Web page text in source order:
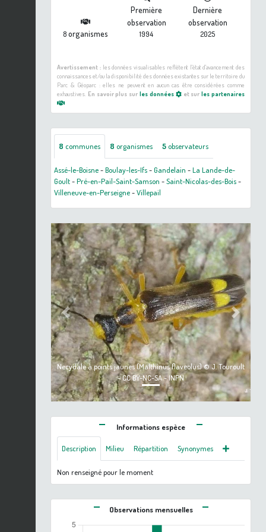
8organismes
Première
observation
1994
Dernière
observation
2025
Avertissement :les données visualisables reflètent l'état d'avancement des
connaissances et/ou la disponibilité des données existantes sur le territoire du
Parc & Géoparc : elles ne peuvent en aucun cas être considérées comme
exhaustives. En savoir plus sur les données et surles partenaires
8 communes 8 organismes 5observateurs
Assé-le-Boisne-Boulay-les-Ifs-Gandelain -La Lande-de-
Goult-Pré-en-Pail-Saint-Samson -Saint-Nicolas-des-Bois-
Villeneuve-en-Perseigne-Villepail
Necydale à points jaunes (Malthinus flaveolus) © J. Touroult
- CC BY-NC-SA - INPN
Previous Next
Informations espèce
Description Milieu Répartition Synonymes
Non renseigné pour le moment
Observations mensuelles